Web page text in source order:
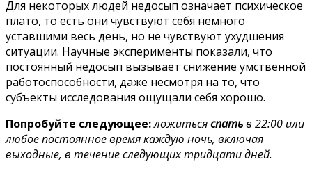
Для некоторых людей недосып означает психическое
плато, то есть они чувствуют себя немного
уставшими весь день, но не чувствуют ухудшения
ситуации. Научные эксперименты показали, что
постоянный недосып вызывает снижение умственной
работоспособности, даже несмотря на то, что
субъекты исследования ощущали себя хорошо.
Попробуйте следующее:ложитьсяспатьв 22:00 или
любое постоянное время каждую ночь, включая
выходные, в течение следующих тридцати дней.